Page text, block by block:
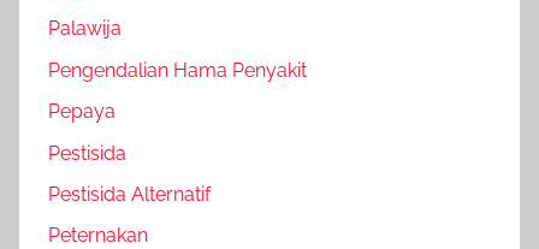
Palawija
Pengendalian Hama Penyakit
Pepaya
Pestisida
Pestisida Alternatif
Peternakan